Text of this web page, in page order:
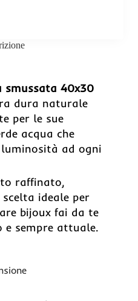
smussata 40x30
dura naturale
per le sue
acqua che
ad ogni
raffinato,
ideale per
bijoux fai da te
sempre attuale.